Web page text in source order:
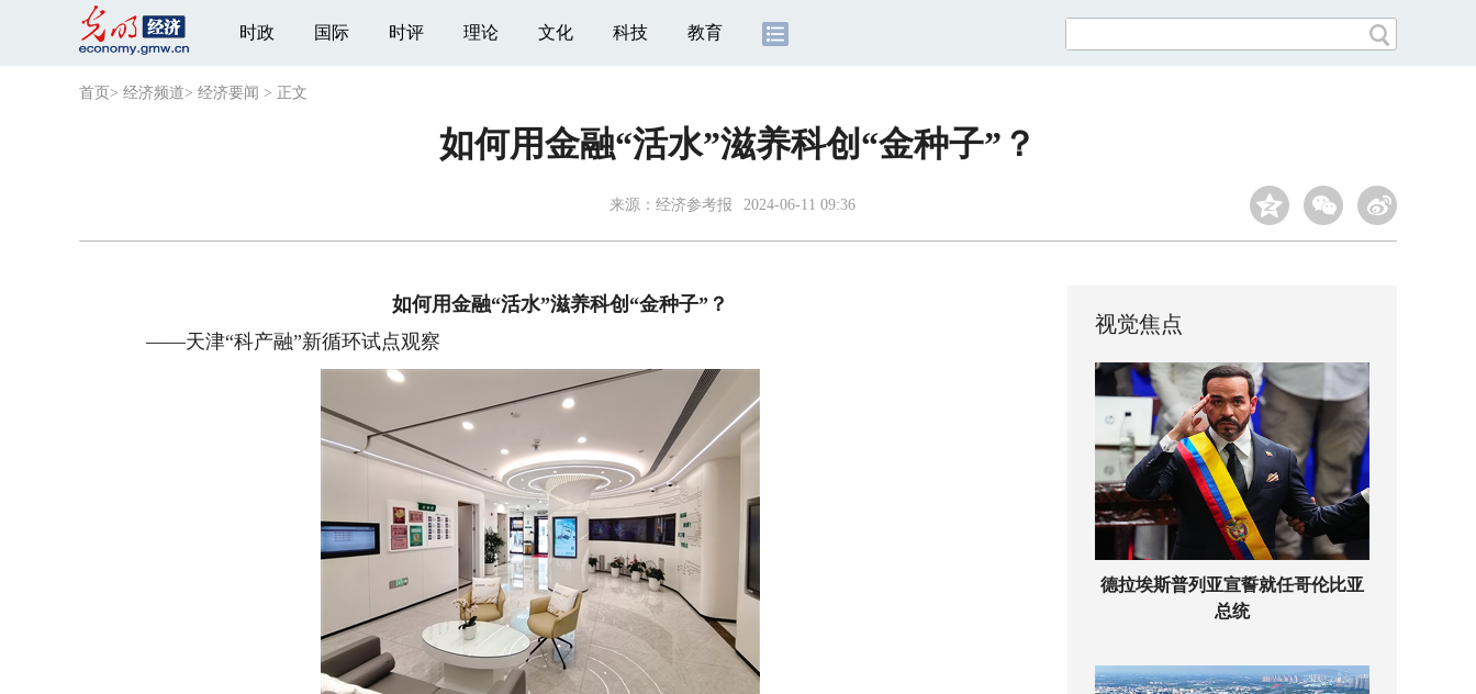
时政 国际 时评 理论 文化 科技 教育
首页 > 经济频道> 经济要闻 > 正文
如何用金融“活水”滋养科创“金种子”？
来源： 经济参考报 2024-06-11 09:36
如何用金融“活水”滋养科创“金种子”？
——天津“科产融”新循环试点观察
视觉焦点
德拉埃斯普列亚宣誓就任哥伦比亚
总统